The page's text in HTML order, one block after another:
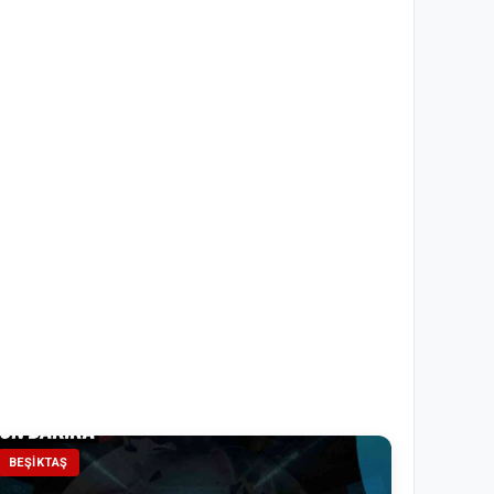
BEŞIKTAŞ